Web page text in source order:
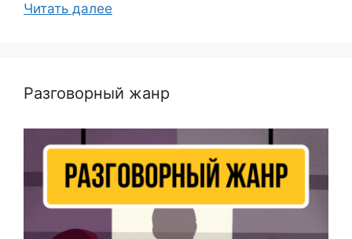
Читать далее
Разговорный жанр